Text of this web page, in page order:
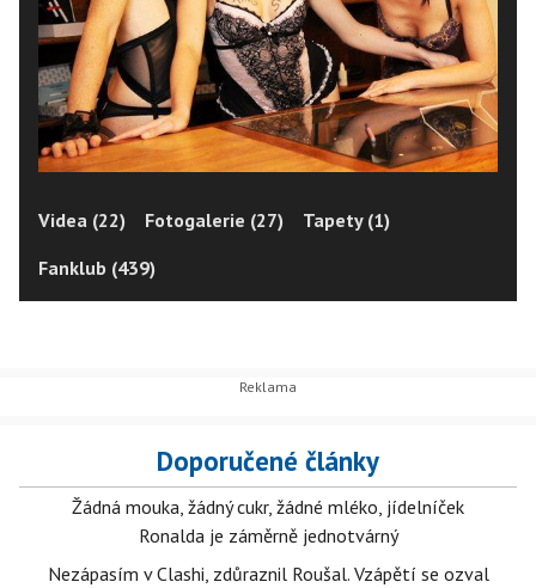
Videa (22) Fotogalerie (27)
Tapety (1)
Fanklub (439)
Doporučené články
Žádná mouka, žádný cukr, žádné mléko, jídelníček
Ronalda je záměrně jednotvárný
Nezápasím v Clashi, zdůraznil Roušal. Vzápětí se ozval